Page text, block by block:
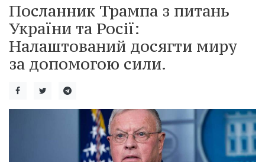
Посланник Трампа з питань
України та Росії:
Налаштований досягти миру
за допомогою сили.